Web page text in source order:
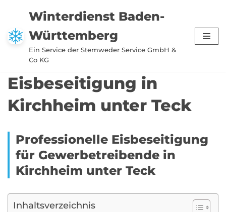
Zum
Inhalt
springen
Winterdienst Baden-
Württemberg
Ein Service der Stemweder Service GmbH &
Co KG
Eisbeseitigung in
Kirchheim unter Teck
Professionelle Eisbeseitigung
für Gewerbetreibende in
Kirchheim unter Teck
Inhaltsverzeichnis